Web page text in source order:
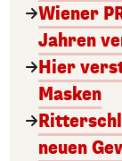
Wiener
Jahren
Hier
Masken
neuen